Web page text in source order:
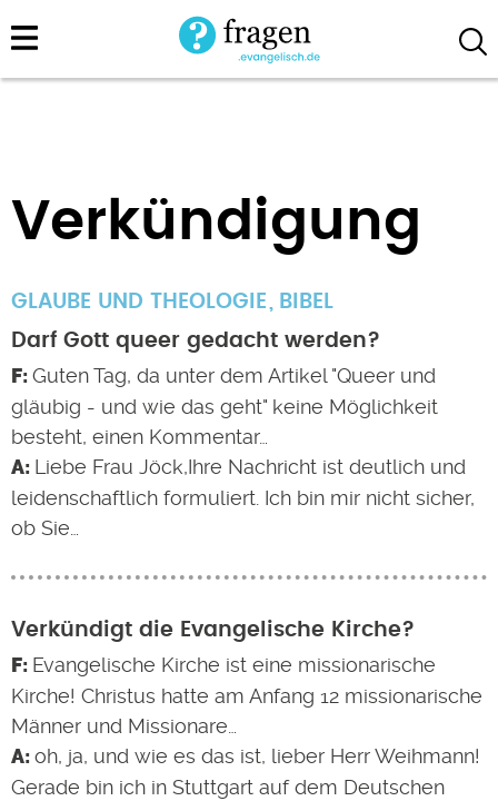
Direkt
zum
Verkündigung
GLAUBE UND THEOLOGIE
BIBEL
Darf Gott queer gedacht werden?
Guten Tag, da unter dem Artikel "Queer und
gläubig - und wie das geht" keine Möglichkeit
besteht, einen Kommentar…
Liebe Frau Jöck,Ihre Nachricht ist deutlich und
leidenschaftlich formuliert. Ich bin mir nicht sicher,
ob Sie…
Verkündigt die Evangelische Kirche?
Evangelische Kirche ist eine missionarische
Kirche! Christus hatte am Anfang 12 missionarische
Männer und Missionare…
oh, ja, und wie es das ist, lieber Herr Weihmann!
Gerade bin ich in Stuttgart auf dem Deutschen